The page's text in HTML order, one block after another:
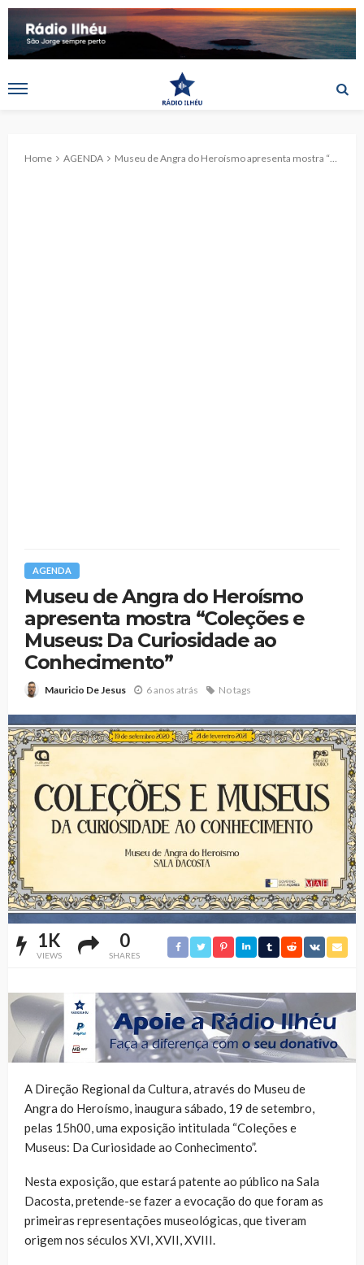
Home AGENDA Museu de Angra do Heroísmo apresenta mostra “Coleções e Museus: Da Curiosidade ao Conhecimento”
AGENDA
Museu de Angra do Heroísmo
apresenta mostra “Coleções e
Museus: Da Curiosidade ao
Conhecimento”
Mauricio De Jesus 6 anos atrás No tags
1K
VIEWS
0
SHARES
A Direção Regional da Cultura, através do Museu de
Angra do Heroísmo, inaugura sábado, 19 de setembro,
pelas 15h00, uma exposição intitulada “Coleções e
Museus: Da Curiosidade ao Conhecimento”.
Nesta exposição, que estará patente ao público na Sala
Dacosta, pretende-se fazer a evocação do que foram as
primeiras representações museológicas, que tiveram
origem nos séculos XVI, XVII, XVIII.